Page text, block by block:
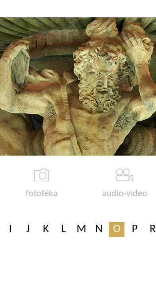
fototéka audio-video
I J K L M N O P R